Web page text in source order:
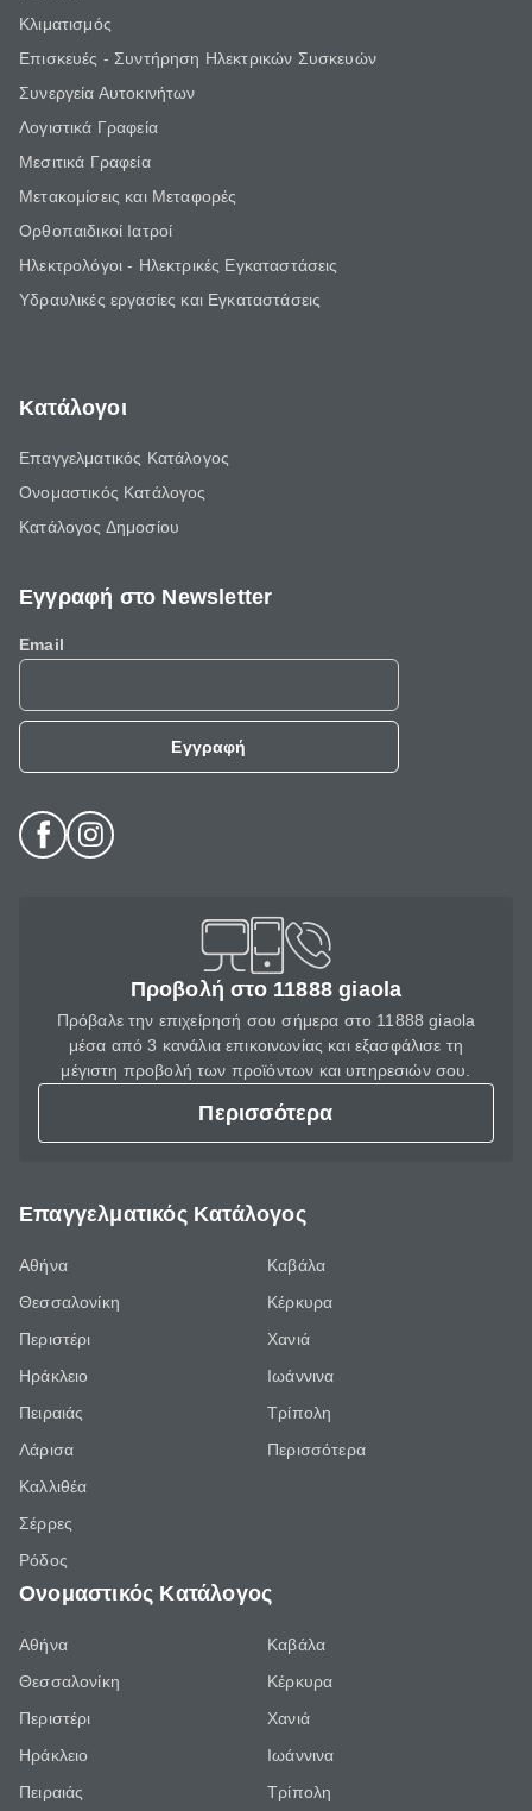
Κλιματισμός
Επισκευές - Συντήρηση Ηλεκτρικών Συσκευών
Συνεργεία Αυτοκινήτων
Λογιστικά Γραφεία
Μεσιτικά Γραφεία
Μετακομίσεις και Μεταφορές
Ορθοπαιδικοί Ιατροί
Ηλεκτρολόγοι - Ηλεκτρικές Εγκαταστάσεις
Υδραυλικές εργασίες και Εγκαταστάσεις
Κατάλογοι
Επαγγελματικός Κατάλογος
Ονομαστικός Κατάλογος
Κατάλογος Δημοσίου
Εγγραφή στο Newsletter
Email
Εγγραφή
Προβολή στο 11888 giaola
Πρόβαλε την επιχείρησή σου σήμερα στο 11888 giaola
μέσα από 3 κανάλια επικοινωνίας και εξασφάλισε τη
μέγιστη προβολή των προϊόντων και υπηρεσιών σου.
Περισσότερα
Επαγγελματικός Κατάλογος
Αθήνα
Θεσσαλονίκη
Περιστέρι
Ηράκλειο
Πειραιάς
Λάρισα
Καλλιθέα
Σέρρες
Ρόδος
Καβάλα
Κέρκυρα
Χανιά
Ιωάννινα
Τρίπολη
Περισσότερα
Ονομαστικός Κατάλογος
Αθήνα
Θεσσαλονίκη
Περιστέρι
Ηράκλειο
Πειραιάς
Καβάλα
Κέρκυρα
Χανιά
Ιωάννινα
Τρίπολη